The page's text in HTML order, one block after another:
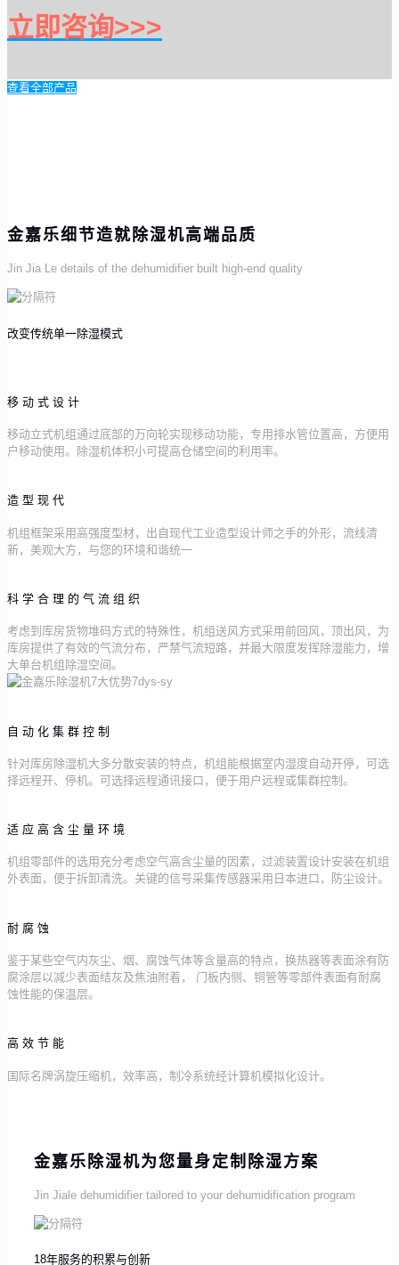
立即咨询>>>
查看全部产品
金嘉乐细节造就除湿机高端品质
Jin Jia Le details of the dehumidifier built high-end quality
改变传统单一除湿模式
移动式设计
移动立式机组通过底部的万向轮实现移动功能，专用排水管位置高，方便用
户移动使用。除湿机体积小可提高仓储空间的利用率。
造型现代
机组框架采用高强度型材，出自现代工业造型设计师之手的外形，流线清
新，美观大方，与您的环境和谐统一
科学合理的气流组织
考虑到库房货物堆码方式的特殊性，机组送风方式采用前回风，顶出风，为
库房提供了有效的气流分布，严禁气流短路，并最大限度发挥除湿能力，增
大单台机组除湿空间。
自动化集群控制
针对库房除湿机大多分散安装的特点，机组能根据室内湿度自动开停，可选
择远程开、停机。可选择远程通讯接口，便于用户远程或集群控制。
适应高含尘量环境
机组零部件的选用充分考虑空气高含尘量的因素，过滤装置设计安装在机组
外表面，便于拆卸清洗。关键的信号采集传感器采用日本进口，防尘设计。
耐腐蚀
鉴于某些空气内灰尘、烟、腐蚀气体等含量高的特点，换热器等表面涂有防
腐涂层以减少表面结灰及焦油附着， 门板内侧、铜管等零部件表面有耐腐
蚀性能的保温层。
高效节能
国际名牌涡旋压缩机，效率高，制冷系统经计算机模拟化设计。
金嘉乐除湿机为您量身定制除湿方案
Jin Jiale dehumidifier tailored to your dehumidification program
18年服务的积累与创新